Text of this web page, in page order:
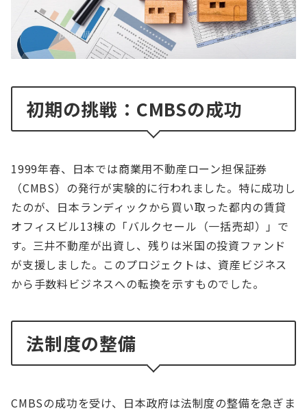
初期の挑戦：CMBSの成功
1999年春、日本では商業用不動産ローン担保証券
（CMBS）の発行が実験的に行われました。特に成功し
たのが、日本ランディックから買い取った都内の賃貸
オフィスビル13棟の「バルクセール（一括売却）」で
す。三井不動産が出資し、残りは米国の投資ファンド
が支援しました。このプロジェクトは、資産ビジネス
から手数料ビジネスへの転換を示すものでした。
法制度の整備
CMBSの成功を受け、日本政府は法制度の整備を急ぎま